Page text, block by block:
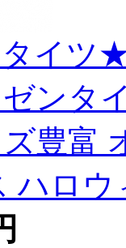
イツ
ンタ
豊富
ハロウ